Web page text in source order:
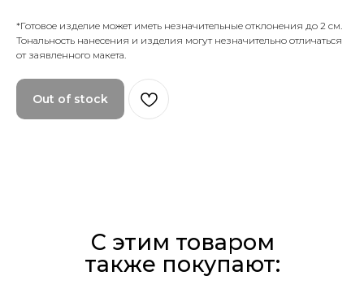
*Готовое изделие может иметь незначительные отклонения до 2 см.
Тональность нанесения и изделия могут незначительно отличаться
от заявленного макета.
Out of stock
С этим товаром
также покупают: